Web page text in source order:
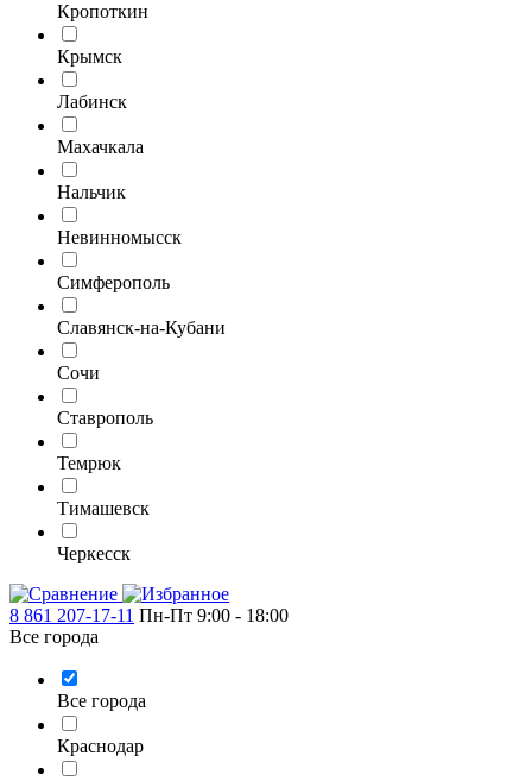
Кропоткин
Крымск
Лабинск
Махачкала
Нальчик
Невинномысск
Симферополь
Славянск-на-Кубани
Сочи
Ставрополь
Темрюк
Тимашевск
Черкесск
8 861 207-17-11 Пн-Пт 9:00 - 18:00
Все города
Все города
Краснодар